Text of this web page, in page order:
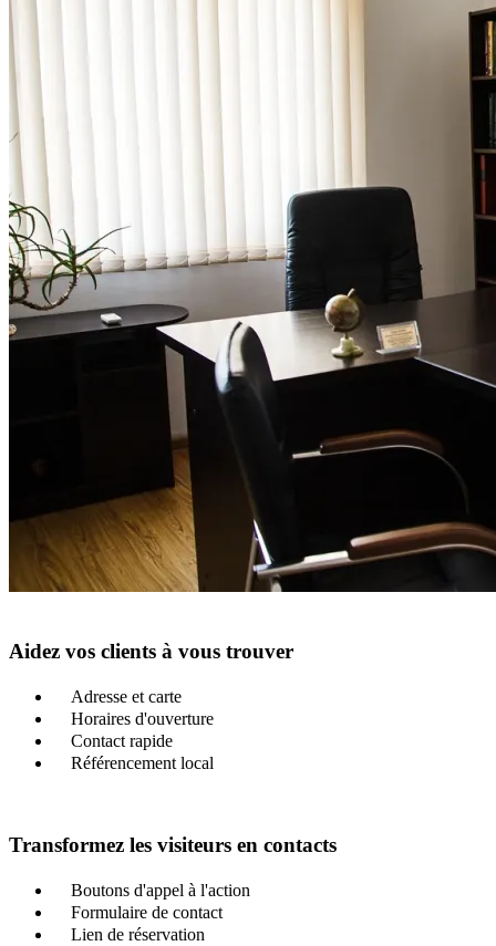
Aidez vos clients à vous trouver
Adresse et carte
Horaires d'ouverture
Contact rapide
Référencement local
Transformez les visiteurs en contacts
Boutons d'appel à l'action
Formulaire de contact
Lien de réservation